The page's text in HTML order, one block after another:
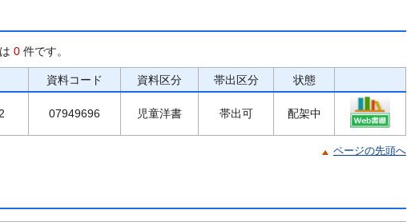
0 件です。
資料コード 資料区分 帯出区分 状態
07949696 児童洋書 帯出可 配架中
ページの先頭へ